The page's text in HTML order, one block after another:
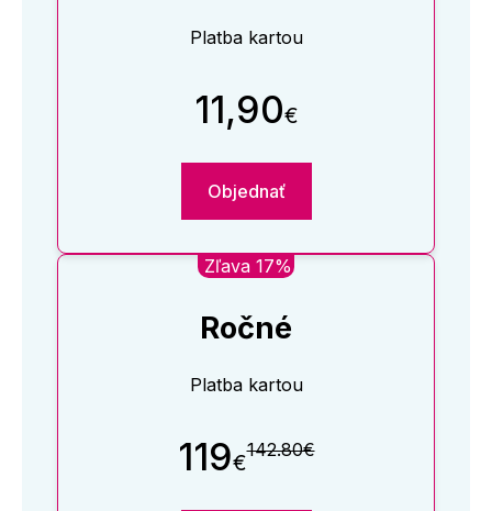
Platba kartou
11,90€
Objednať
Zľava 17%
Ročné
Platba kartou
119€142.80€